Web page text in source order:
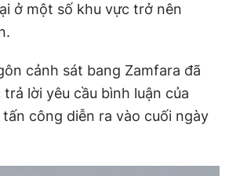
0908 780 404
cáo RSS Tòa soạn Chính sách bảo
Ngọc Toàn
Hiếu Dũng
ở một số khu vực trở nên
cảnh sát bang Zamfara đã
lời yêu cầu bình luận của
tấn công diễn ra vào cuối ngày